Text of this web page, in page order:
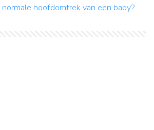
hoofdomtrek van een baby?